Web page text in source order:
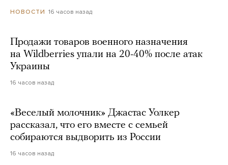
НОВОСТИ 16 часов назад
Продажи товаров военного назначения
на Wildberries упали на 20-40% после атак
Украины
16 часов назад
«Веселый молочник» Джастас Уолкер
рассказал, что его вместе с семьей
собираются выдворить из России
16 часов назад